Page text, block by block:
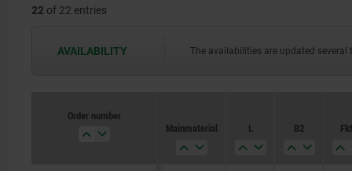
QT steel
22 of 22 entries
AVAILABILITY The availabilities are updated
Order number
Main material
L B2 F
Order number
Main material
L B2 F